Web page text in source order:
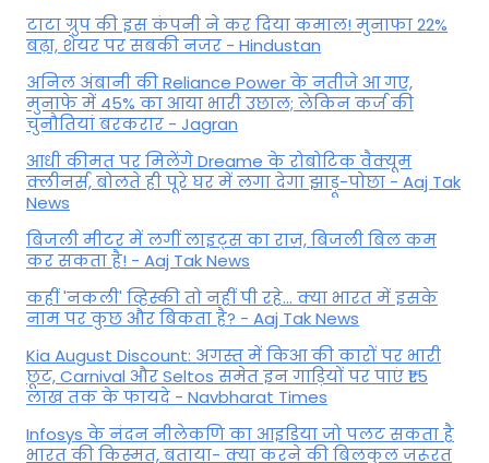
टाटा ग्रुप की इस कंपनी ने कर दिया कमाल! मुनाफा 22%
बढ़ा, शेयर पर सबकी नजर - Hindustan
अनिल अंबानी की Reliance Power के नतीजे आ गए,
मुनाफे में 45% का आया भारी उछाल; लेकिन कर्ज की
चुनौतियां बरकरार - Jagran
आधी कीमत पर मिलेंगे Dreame के रोबोटिक वैक्यूम
क्लीनर्स, बोलते ही पूरे घर में लगा देगा झाड़ू-पोछा - Aaj Tak
News
बिजली मीटर में लगीं लाइट्स का राज़, बिजली बिल कम
कर सकता है! - Aaj Tak News
कहीं 'नकली' व्हिस्की तो नहीं पी रहे... क्या भारत में इसके
नाम पर कुछ और बिकता है? - Aaj Tak News
Kia August Discount: अगस्त में किआ की कारों पर भारी
छूट, Carnival और Seltos समेत इन गाड़ियों पर पाएं ₹1.5
लाख तक के फायदे - Navbharat Times
Infosys के नंदन नीलेकणि का आइडिया जो पलट सकता है
भारत की किस्मत, बताया- क्या करने की बिलकुल जरूरत